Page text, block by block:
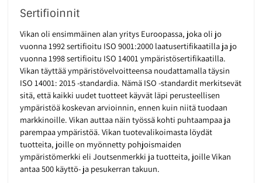
Sertifioinnit
Vikan oli ensimmäinen alan yritys Euroopassa, joka oli jo
vuonna 1992 sertifioitu ISO 9001:2000 laatusertifikaatilla ja jo
vuonna 1998 sertifioitu ISO 14001 ympäristösertifikaatilla.
Vikan täyttää ympäristövelvoitteensa noudattamalla täysin
ISO 14001: 2015 -standardia. Nämä ISO -standardit merkitsevät
sitä, että kaikki uudet tuotteet käyvät läpi perusteellisen
ympäristöä koskevan arvioinnin, ennen kuin niitä tuodaan
markkinoille. Vikan auttaa näin työssä kohti puhtaampaa ja
parempaa ympäristöä. Vikan tuotevalikoimasta löydät
tuotteita, joille on myönnetty pohjoismaiden
ympäristömerkki eli Joutsenmerkki ja tuotteita, joille Vikan
antaa 500 käyttö- ja pesukerran takuun.